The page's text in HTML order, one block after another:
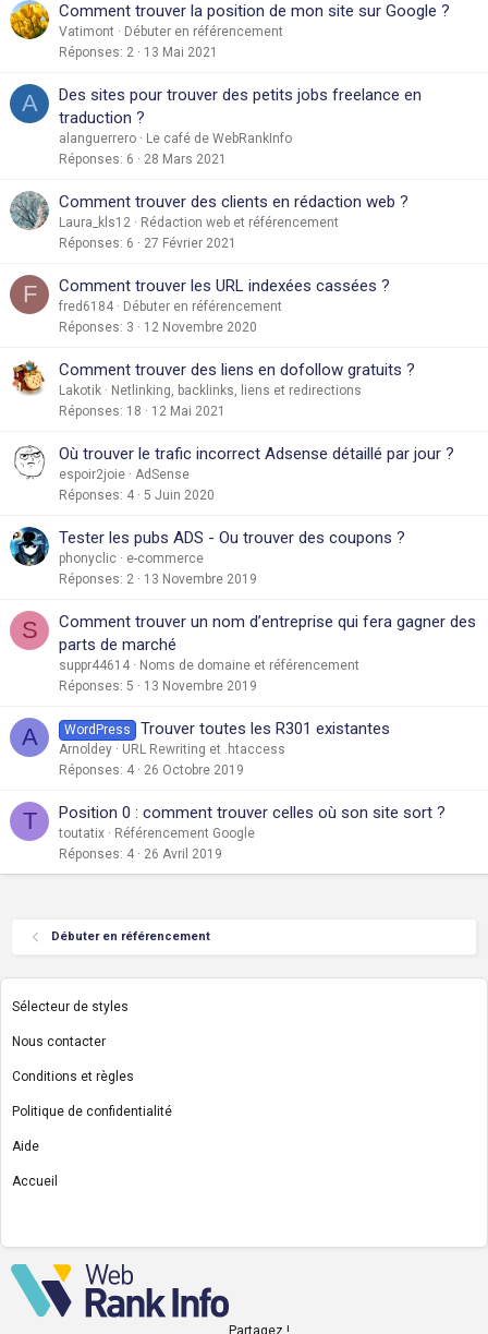
Comment trouver la position de mon site sur Google ?
Vatimont
Débuter en référencement
Réponses 2 13 Mai 2021
A
Des sites pour trouver des petits jobs freelance en
traduction ?
alanguerrero
Le café de WebRankInfo
Réponses 6 28 Mars 2021
Comment trouver des clients en rédaction web ?
Laura_kls12
Rédaction web et référencement
Réponses 6 27 Février 2021
F Comment trouver les URL indexées cassées ?
fred6184
Débuter en référencement
Réponses 3 12 Novembre 2020
Comment trouver des liens en dofollow gratuits ?
Lakotik
Netlinking, backlinks, liens et redirections
Réponses 18 12 Mai 2021
Où trouver le trafic incorrect Adsense détaillé par jour ?
espoir2joie
AdSense
Réponses 4 5 Juin 2020
Tester les pubs ADS - Ou trouver des coupons ?
phonyclic
e-commerce
Réponses 2 13 Novembre 2019
S
Comment trouver un nom d’entreprise qui fera gagner des
parts de marché
suppr44614
Noms de domaine et référencement
Réponses 5 13 Novembre 2019
A WordPress Trouver toutes les R301 existantes
Arnoldey
URL Rewriting et .htaccess
Réponses 4 26 Octobre 2019
T Position 0 : comment trouver celles où son site sort ?
toutatix
Référencement Google
Réponses 4 26 Avril 2019
Débuter en référencement
Sélecteur de styles
Nous contacter
Conditions et règles
Politique de confidentialité
Aide
Accueil
Partagez !